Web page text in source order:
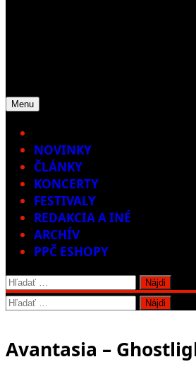
Menu
NOVINKY
ČLÁNKY
KONCERTY
FESTIVALY
REDAKCIA A INÉ
ARCHÍV
PPČ ESHOPY
Hľadať:
Hľadať:
Avantasia –